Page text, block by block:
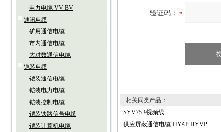
电力电缆 VV BV
通讯电缆
矿用通信电缆
市内通信电缆
大对数通信电缆
铠装电缆
铠装通信电缆
铠装电力电缆
铠装控制电缆
铠装铁路信号电缆
铠装计算机电缆
验证码：
相关同类产品：
SYV75-9视频线
供应屏蔽通信电缆-HYAP HYVP